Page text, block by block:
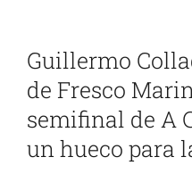
Guillermo
de Fresco
semifinal de A
un hueco para